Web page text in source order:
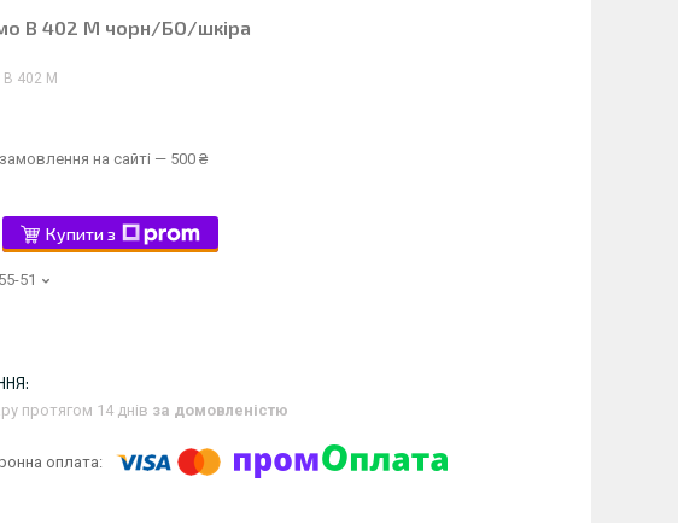
B 402 M чорн/БО/шкіра
B 402 M
на сайті — 500 ₴
Купити з
51
протягом 14 днів за домовленістю